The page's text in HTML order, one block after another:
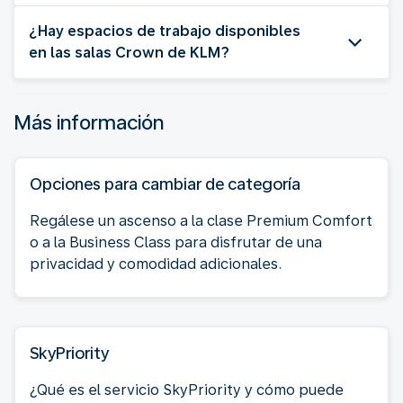
¿Hay espacios de trabajo disponibles
en las salas Crown de KLM?
Más información
Opciones para cambiar de categoría
Regálese un ascenso a la clase Premium Comfort
o a la Business Class para disfrutar de una
privacidad y comodidad adicionales.
SkyPriority
¿Qué es el servicio SkyPriority y cómo puede